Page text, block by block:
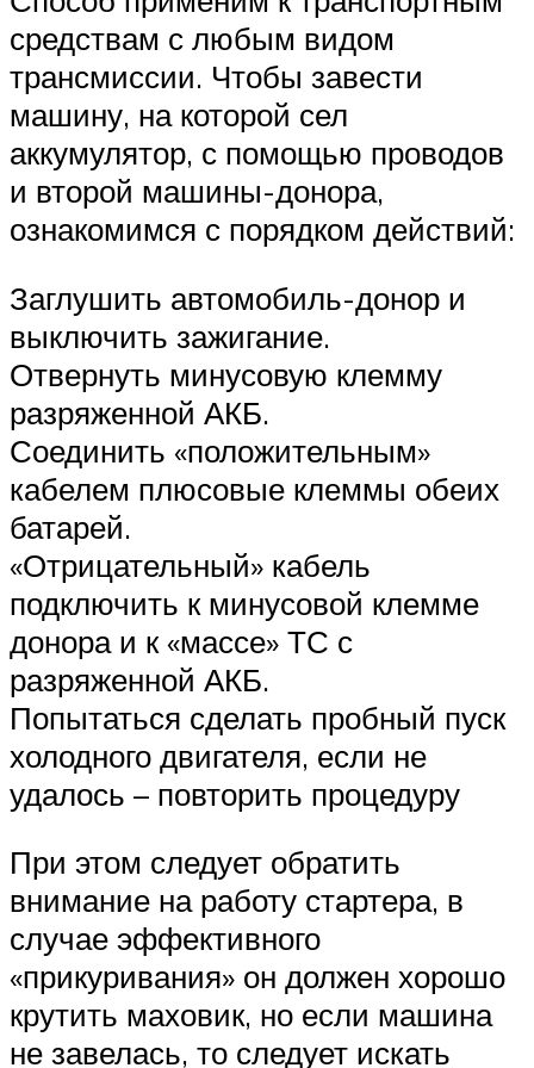
средствам с любым видом
трансмиссии. Чтобы завести
машину, на которой сел
аккумулятор, с помощью проводов
и второй машины-донора,
ознакомимся с порядком действий:
Заглушить автомобиль-донор и
выключить зажигание.
Отвернуть минусовую клемму
разряженной АКБ.
Соединить «положительным»
кабелем плюсовые клеммы обеих
батарей.
«Отрицательный» кабель
подключить к минусовой клемме
донора и к «массе» ТС с
разряженной АКБ.
Попытаться сделать пробный пуск
холодного двигателя, если не
удалось – повторить процедуру
При этом следует обратить
внимание на работу стартера, в
случае эффективного
«прикуривания» он должен хорошо
крутить маховик, но если машина
не завелась, то следует искать